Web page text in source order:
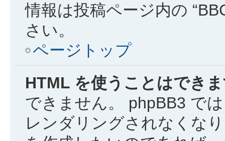
情報は投稿ページ内の
さい。
ページトップ
HTML を使うことはでき
できません。 phpBB3 で
レンダリングされなくな